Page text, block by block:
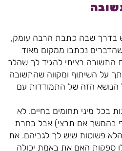
בדרך שבה כתבת הרבה עומק,
נכתבו ממקום מאוד
התשובה רציתי להגיד לך שהלב
על השיתוף ומקווה שהתשובה
הנושא הזה של התמודדות עם
בכל מיני תחומים בחיים. לא
בהמשך אם תרצי) אבל בחרת
פשוטות שיש לך לגביהם. את
ספקות האם את באמת יכולה